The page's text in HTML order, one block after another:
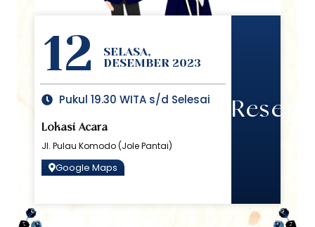
12
SELASA,
DESEMBER 2023
Pukul 19.30 WITA s/d Selesai
Lokasi Acara
Jl. Pulau Komodo (Jole Pantai)
Google Maps